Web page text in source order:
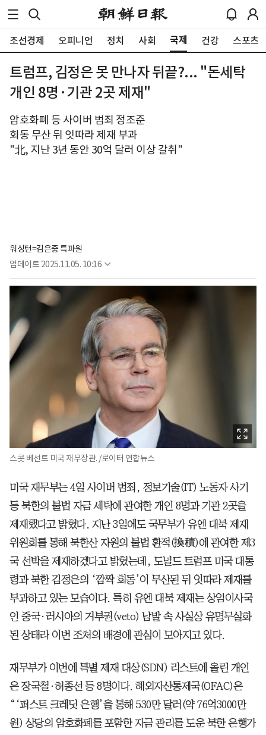
조선경제 오피니언 정치 사회 국제 건강 스포츠
트럼프, 김정은 못 만나자 뒤끝?... "돈세탁
개인 8명·기관 2곳 제재"
암호화폐 등 사이버 범죄 정조준
회동 무산 뒤 잇따라 제재 부과
"北, 지난 3년 동안 30억 달러 이상 갈취"
워싱턴=김은중 특파원
업데이트 2025.11.05. 10:16
스콧 베선트 미국 재무장관. /로이터 연합뉴스
미국 재무부는 4일 사이버 범죄, 정보기술(IT) 노동자 사기
등 북한의 불법 자금 세탁에 관여한 개인 8명과 기관 2곳을
제재했다고 밝혔다. 지난 3일에도 국무부가 유엔 대북 제재
위원회를 통해 북한산 자원의 불법 환적(換積)에 관여한 제3
국 선박을 제재하겠다고 밝혔는데, 도널드 트럼프 미국 대통
령과 북한 김정은의 ‘깜짝 회동’이 무산된 뒤 잇따라 제재를
부과하고 있는 모습이다. 특히 유엔 대북 제재는 상임이사국
인 중국·러시아의 거부권(veto) 남발 속 사실상 유명무실화
된 상태라 이번 조처의 배경에 관심이 모아지고 있다.
재무부가 이번에 특별 제재 대상(SDN) 리스트에 올린 개인
은 장국철·허종선 등 8명이다. 해외자산통제국(OFAC)은
“‘퍼스트 크레딧 은행’을 통해 530만 달러(약 76억3000만
원) 상당의 암호화폐를 포함한 자금 관리를 도운 북한 은행가